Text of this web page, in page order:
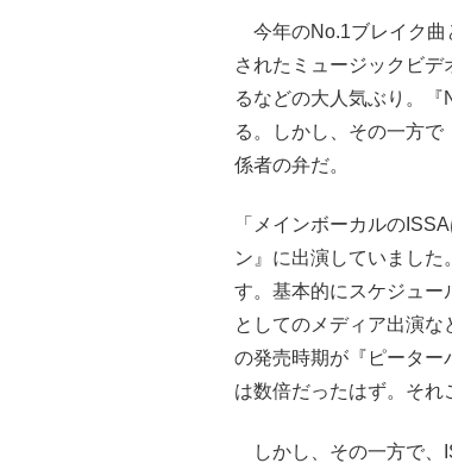
今年のNo.1ブレイク曲
されたミュージックビ
るなどの大人気ぶり。
る。しかし、その一方
係者の弁だ。
「メインボーカルの
ン』に出演していました
す。基本的にスケジュー
としてのメディア出演な
の発売時期が『ピーター
は数倍だったはず。それ
しかし、その一方で、